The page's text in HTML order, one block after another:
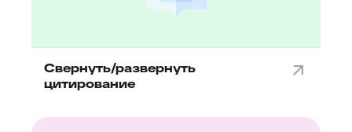
Свернуть/развернуть
цитирование